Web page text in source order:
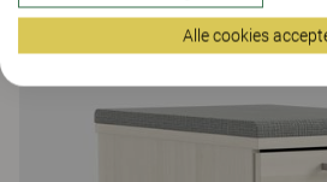
Alle cookies